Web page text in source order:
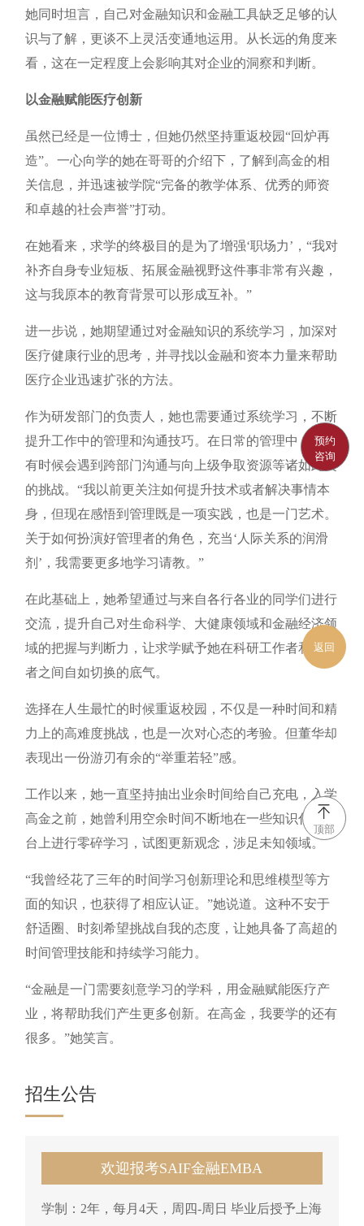
她同时坦言，自己对金融知识和金融工具缺乏足够的认
识与了解，更谈不上灵活变通地运用。从长远的角度来
看，这在一定程度上会影响其对企业的洞察和判断。
以金融赋能医疗创新
虽然已经是一位博士，但她仍然坚持重返校园“回炉再
造”。一心向学的她在哥哥的介绍下，了解到高金的相
关信息，并迅速被学院“完备的教学体系、优秀的师资
和卓越的社会声誉”打动。
在她看来，求学的终极目的是为了增强‘职场力’，“我对
补齐自身专业短板、拓展金融视野这件事非常有兴趣，
这与我原本的教育背景可以形成互补。”
进一步说，她期望通过对金融知识的系统学习，加深对
医疗健康行业的思考，并寻找以金融和资本力量来帮助
医疗企业迅速扩张的方法。
作为研发部门的负责人，她也需要通过系统学习，不断
提升工作中的管理和沟通技巧。在日常的管理中，董华
有时候会遇到跨部门沟通与向上级争取资源等诸如此类
的挑战。“我以前更关注如何提升技术或者解决事情本
身，但现在感悟到管理既是一项实践，也是一门艺术。
关于如何扮演好管理者的角色，充当‘人际关系的润滑
剂’，我需要更多地学习请教。”
在此基础上，她希望通过与来自各行各业的同学们进行
交流，提升自己对生命科学、大健康领域和金融经济领
域的把握与判断力，让求学赋予她在科研工作者和管理
者之间自如切换的底气。
选择在人生最忙的时候重返校园，不仅是一种时间和精
力上的高难度挑战，也是一次对心态的考验。但董华却
表现出一份游刃有余的“举重若轻”感。
工作以来，她一直坚持抽出业余时间给自己充电，入学
高金之前，她曾利用空余时间不断地在一些知识付费平
台上进行零碎学习，试图更新观念，涉足未知领域。
“我曾经花了三年的时间学习创新理论和思维模型等方
面的知识，也获得了相应认证。”她说道。这种不安于
舒适圈、时刻希望挑战自我的态度，让她具备了高超的
时间管理技能和持续学习能力。
“金融是一门需要刻意学习的学科，用金融赋能医疗产
业，将帮助我们产生更多创新。在高金，我要学的还有
很多。”她笑言。
招生公告
欢迎报考SAIF金融EMBA
学制：2年，每月4天，周四-周日 毕业后授予上海
预约
咨询
返回
顶部